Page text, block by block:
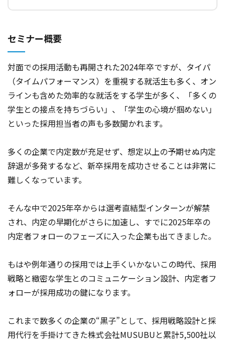
セミナー概要
対面での採用活動も再開された2024年卒ですが、タイパ
（タイムパフォーマンス）を重視する就活生も多く、オン
ラインも含めた効率的な就活をする学生が多く、「多くの
学生との接点を持ちづらい」、「学生の心境が掴めない」
といった採用担当者の声も多数聞かれます。
多くの企業で内定数が充足せず、想定以上の予期せぬ内定
辞退が多発するなど、新卒採用を成功させることは非常に
難しくなっています。
そんな中で2025年卒からは選考直結型インターンが解禁
され、内定の早期化がさらに加速し、すでに2025年卒の
内定者フォローのフェーズに入った企業も出てきました。
もはや例年通りの採用では上手くいかないこの時代、採用
戦略と緻密な学生とのコミュニケーション設計、内定者フ
ォローが採用成功の鍵になります。
これまで数多くの企業の“黒子”として、採用戦略設計と採
用代行を手掛けてきた株式会社MUSUBUと累計5,500社以